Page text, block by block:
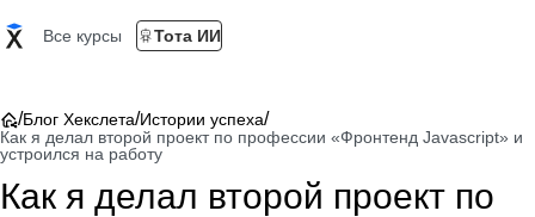
Все курсы Тота ИИ
/Блог Хекслета/Истории успеха/
Как я делал второй проект по профессии «Фронтенд Javascript» и
устроился на работу
Как я делал второй проект по